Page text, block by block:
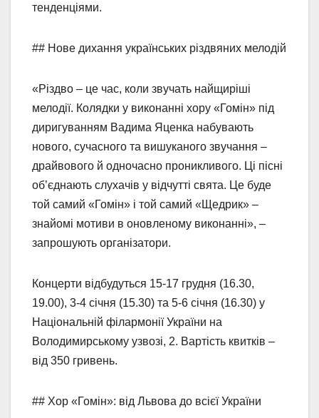
тенденціями.
## Нове дихання українських різдвяних мелодій
«Різдво – це час, коли звучать найщиріші
мелодії. Колядки у виконанні хору «Гомін» під
диригуванням Вадима Яценка набувають
нового, сучасного та вишуканого звучання –
драйвового й одночасно проникливого. Ці пісні
об’єднають слухачів у відчутті свята. Це буде
той самий «Гомін» і той самий «Щедрик» –
знайомі мотиви в оновленому виконанні», –
запрошують організатори.
Концерти відбудуться 15-17 грудня (16.30,
19.00), 3-4 січня (15.30) та 5-6 січня (16.30) у
Національній філармонії України на
Володимирському узвозі, 2. Вартість квитків –
від 350 гривень.
## Хор «Гомін»: від Львова до всієї України